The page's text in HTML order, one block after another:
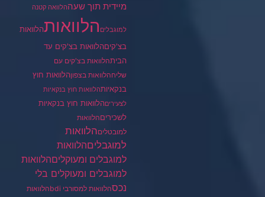
מיידית תוך שעההלוואה קטנה
למוגבלים הלוואותהלוואות
בצ'קיםהלוואות בצ'קים עד
הביתהלוואות בצ'קים עם
שליחהלוואות בצפוןהלוואות חוץ
בנקאיותהלוואות חוץ בנקאיות
לצעיריםהלוואות חוץ בנקאיות
לשכיריםהלוואות
למובטליםהלוואות
למוגבליםהלוואות
למוגבלים ומעוקליםהלוואות
למוגבלים ומעוקלים בלי
נכסהלוואות למסורבי bdi
הלוואות